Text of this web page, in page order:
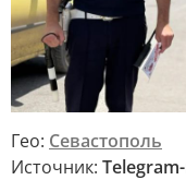
Гео: Севастополь
Источник: